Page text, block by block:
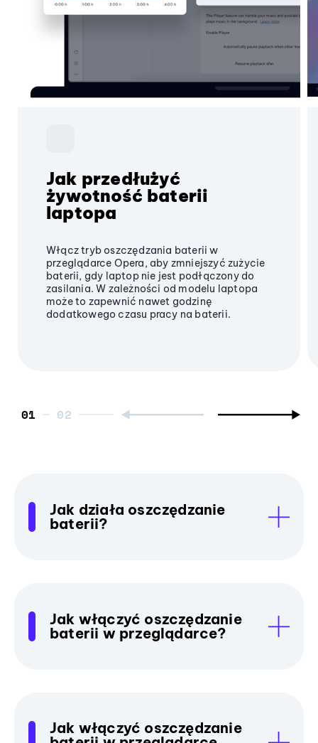
Jak przedłużyć
żywotność baterii
laptopa
Włącz tryb oszczędzania baterii w
przeglądarce Opera, aby zmniejszyć zużycie
baterii, gdy laptop nie jest podłączony do
zasilania. W zależności od modelu laptopa
może to zapewnić nawet godzinę
dodatkowego czasu pracy na baterii.
01
Jak działa oszczędzanie
baterii?
Jak włączyć oszczędzanie
baterii w przeglądarce?
Jak włączyć oszczędzanie